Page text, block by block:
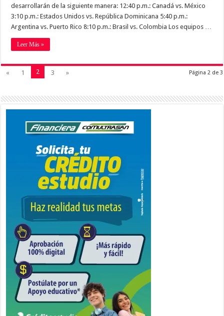
desarrollarán de la siguiente manera: 12:40 p.m.: Canadá vs. México
3:10 p.m.: Estados Unidos vs. República Dominicana 5:40 p.m.:
Argentina vs. Puerto Rico 8:10 p.m.: Brasil vs. Colombia Los equipos …
Leer Más »
Página 2 de 3
« 1 2 3 »